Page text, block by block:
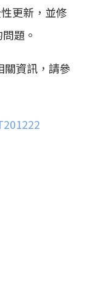
更新，並修
題。
關資訊，請參